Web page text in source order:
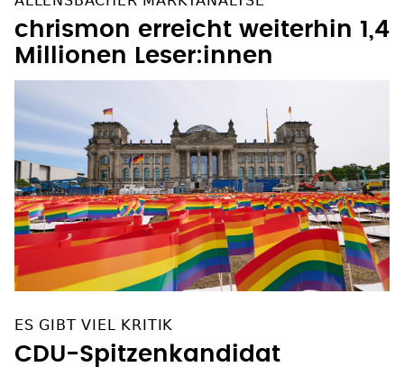
chrismon erreicht weiterhin 1,4
Millionen Leser:innen
ES GIBT VIEL KRITIK
CDU-Spitzenkandidat